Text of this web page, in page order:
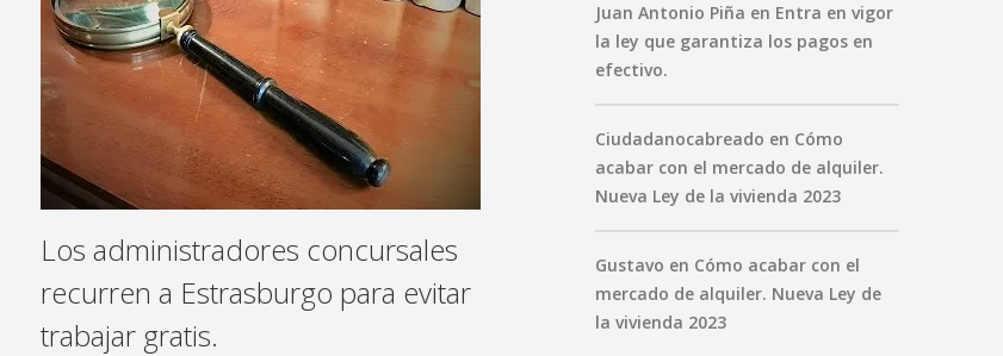
Los administradores concursales
recurren a Estrasburgo para evitar
trabajar gratis.
Juan Antonio Piña en Entra en vigor
la ley que garantiza los pagos en
efectivo.
Ciudadanocabreado en Cómo
acabar con el mercado de alquiler.
Nueva Ley de la vivienda 2023
Gustavo en Cómo acabar con el
mercado de alquiler. Nueva Ley de
la vivienda 2023